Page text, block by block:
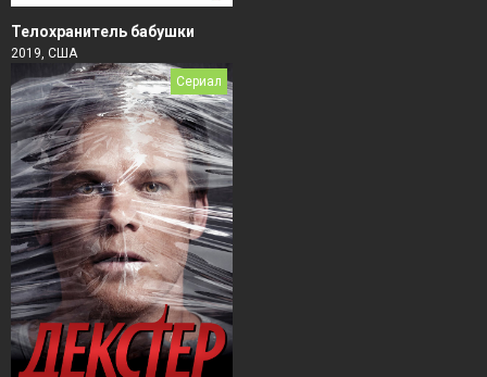
Телохранитель бабушки
2019, США
Сериал